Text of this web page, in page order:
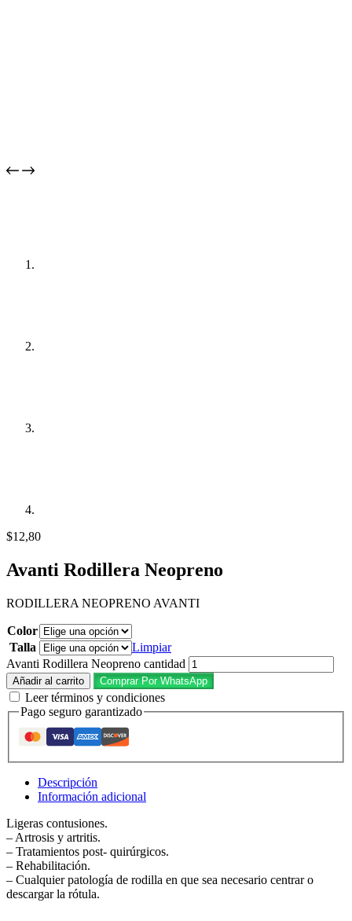
$12,80
Avanti Rodillera Neopreno
RODILLERA NEOPRENO AVANTI
Color
Talla
Limpiar
Avanti Rodillera Neopreno cantidad
Añadir al carrito Comprar Por WhatsApp
Leer términos y condiciones
Pago seguro garantizado
Descripción
Información adicional
Ligeras contusiones.
– Artrosis y artritis.
– Tratamientos post- quirúrgicos.
– Rehabilitación.
– Cualquier patología de rodilla en que sea necesario centrar o
descargar la rótula.